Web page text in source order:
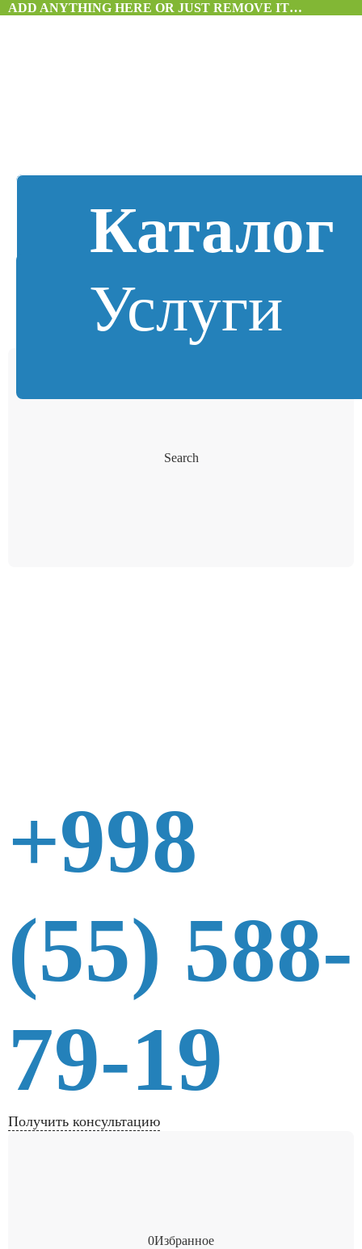
ADD ANYTHING HERE OR JUST REMOVE IT…
Каталог
Услуги
Search
+998
(55) 588-
79-19
Получить консультацию
0Избранное